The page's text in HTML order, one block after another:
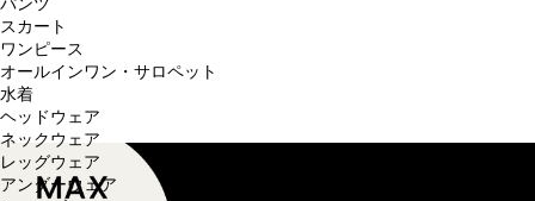
パンツ
スカート
ワンピース
オールインワン・サロペット
水着
ヘッドウェア
ネックウェア
レッグウェア
アンダーウェア